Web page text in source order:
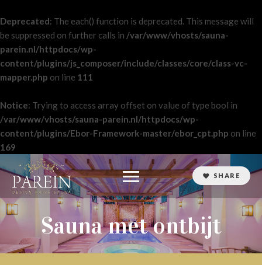
Deprecated: The each() function is deprecated. This message will
be suppressed on further calls in /var/www/vhosts/sauna-
parein.nl/httpdocs/wp-
content/plugins/js_composer/include/classes/core/class-vc-
mapper.php on line 111
Notice: Trying to access array offset on value of type bool in
/var/www/vhosts/sauna-parein.nl/httpdocs/wp-
content/plugins/Ebor-Framework-master/ebor_cpt.php on line
169
SHARE
Sauna met ontbijt